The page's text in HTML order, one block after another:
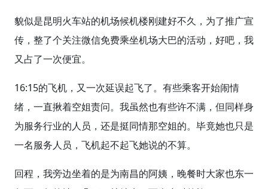
貌似是昆明火车站的机场候机楼刚建好不久，为了推广宣
传，整了个关注微信免费乘坐机场大巴的活动，好吧，我
又占了一次便宜。
16:15的飞机，又一次延误起飞了。有些乘客开始闹情
绪，一直揪着空姐责问。我虽然也有些许不满，但同样身
为服务行业的人员，还是挺同情那空姐的。毕竟她也只是
一名服务人员，飞机起不起飞她说的不算。
回程，我旁边坐着的是为南昌的阿姨，晚餐时大家也东一